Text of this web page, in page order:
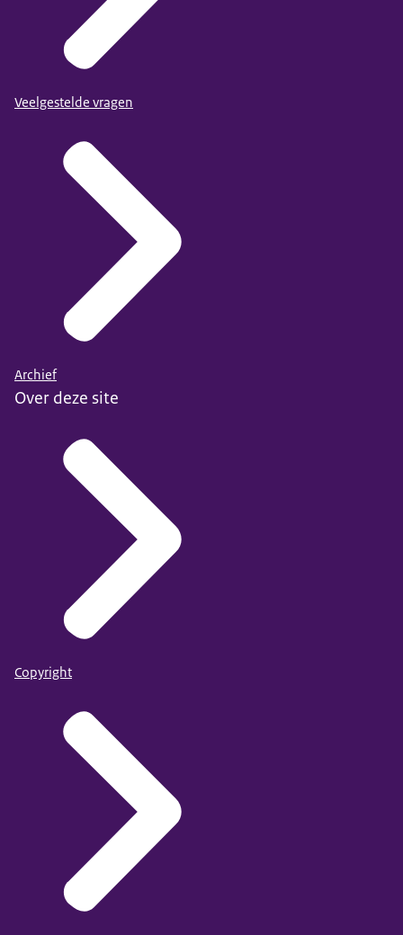
Veelgestelde vragen
Archief
Over deze site
Copyright